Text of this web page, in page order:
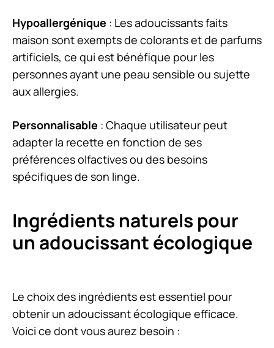
Hypoallergénique : Les adoucissants faits
maison sont exempts de colorants et de parfums
artificiels, ce qui est bénéfique pour les
personnes ayant une peau sensible ou sujette
aux allergies.
Personnalisable : Chaque utilisateur peut
adapter la recette en fonction de ses
préférences olfactives ou des besoins
spécifiques de son linge.
Ingrédients naturels pour
un adoucissant écologique
Le choix des ingrédients est essentiel pour
obtenir un adoucissant écologique efficace.
Voici ce dont vous aurez besoin :